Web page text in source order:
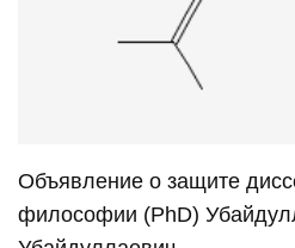
Объявление о защите
философии (PhD)